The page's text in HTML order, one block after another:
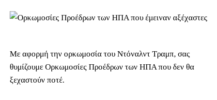
Με αφορμή την ορκωμοσία του Ντόναλντ Τραμπ, σας
θυμίζουμε Ορκωμοσίες Προέδρων των ΗΠΑ που δεν θα
ξεχαστούν ποτέ.